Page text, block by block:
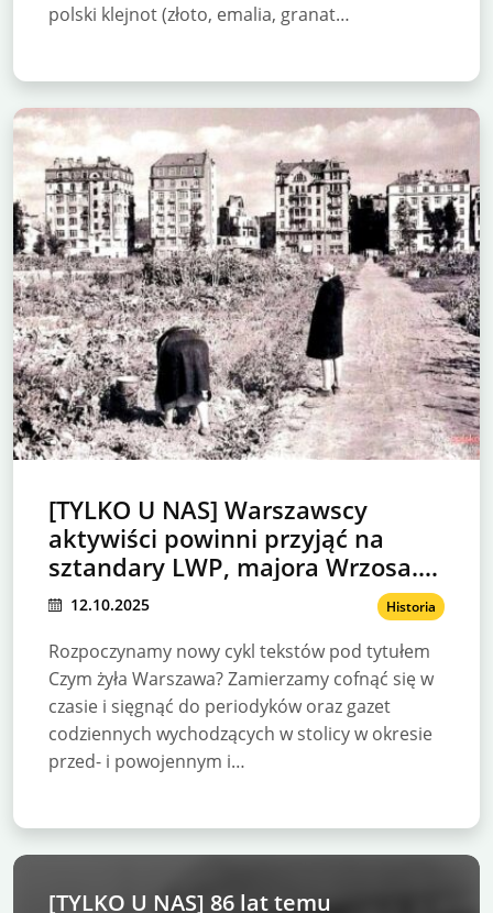
polski klejnot (złoto, emalia, granat…
[TYLKO U NAS] Warszawscy
aktywiści powinni przyjąć na
sztandary LWP, majora Wrzosa.
Byłoby uczciwie
12.10.2025 Historia
Rozpoczynamy nowy cykl tekstów pod tytułem
Czym żyła Warszawa? Zamierzamy cofnąć się w
czasie i sięgnąć do periodyków oraz gazet
codziennych wychodzących w stolicy w okresie
przed- i powojennym i…
[TYLKO U NAS] 86 lat temu